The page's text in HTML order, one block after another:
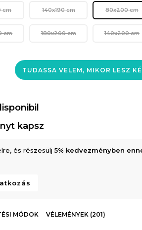
cm 140x190 cm 80x200 cm
cm 180x200 cm 140x200 cm
TUDASSA VELEM, MIKOR LESZ
kapsz
és részesülj5% kedvezményben
MÓDOK VÉLEMÉNYEK (201)